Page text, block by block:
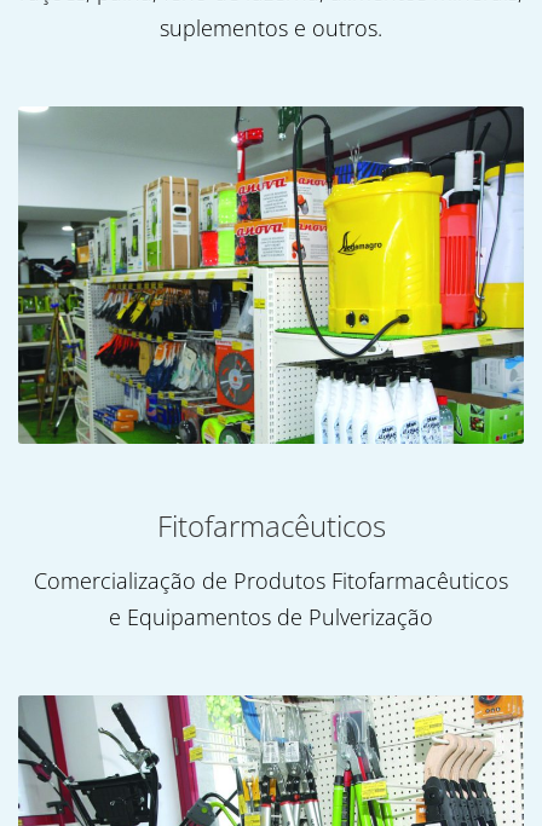
suplementos e outros.
Fitofarmacêuticos
Comercialização de Produtos Fitofarmacêuticos
e Equipamentos de Pulverização